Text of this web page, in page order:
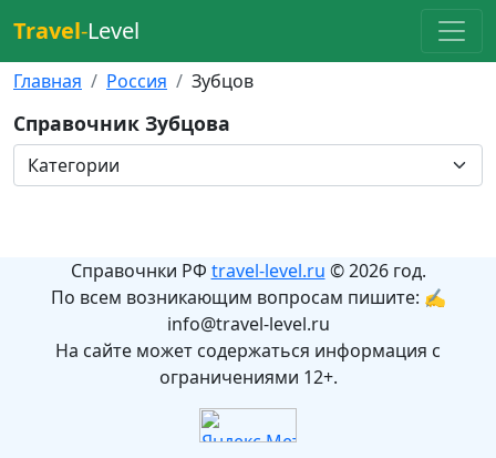
Travel-Level
Главная Россия Зубцов
Справочник Зубцова
Справочнки РФ travel-level.ru © 2026 год.
По всем возникающим вопросам пишите: ✍
info@travel-level.ru
На сайте может содержаться информация с
ограничениями 12+.